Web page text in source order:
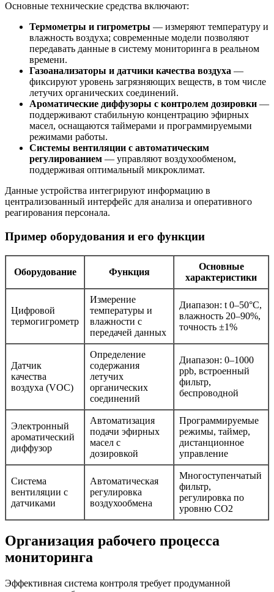
Основные технические средства включают:
Термометры и гигрометры — измеряют температуру и
влажность воздуха; современные модели позволяют
передавать данные в систему мониторинга в реальном
времени.
Газоанализаторы и датчики качества воздуха —
фиксируют уровень загрязняющих веществ, в том числе
летучих органических соединений.
Ароматические диффузоры с контролем дозировки —
поддерживают стабильную концентрацию эфирных
масел, оснащаются таймерами и программируемыми
режимами работы.
Системы вентиляции с автоматическим
регулированием — управляют воздухообменом,
поддерживая оптимальный микроклимат.
Данные устройства интегрируют информацию в
централизованный интерфейс для анализа и оперативного
реагирования персонала.
Пример оборудования и его функции
Оборудование Функция
Основные
характеристики
Цифровой
термогигрометр
Измерение
температуры и
влажности с
передачей данных
Диапазон: t 0–50°C,
влажность 20–90%,
точность ±1%
Датчик
качества
воздуха (VOC)
Определение
содержания
летучих
органических
соединений
Диапазон: 0–1000
ppb, встроенный
фильтр,
беспроводной
Электронный
ароматический
диффузор
Автоматизация
подачи эфирных
масел с
дозировкой
Программируемые
режимы, таймер,
дистанционное
управление
Система
вентиляции с
датчиками
Автоматическая
регулировка
воздухообмена
Многоступенчатый
фильтр,
регулировка по
уровню CO2
Организация рабочего процесса
мониторинга
Эффективная система контроля требует продуманной